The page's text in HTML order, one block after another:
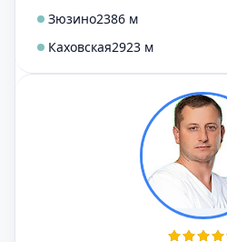
Зюзино2386 м
Каховская2923 м